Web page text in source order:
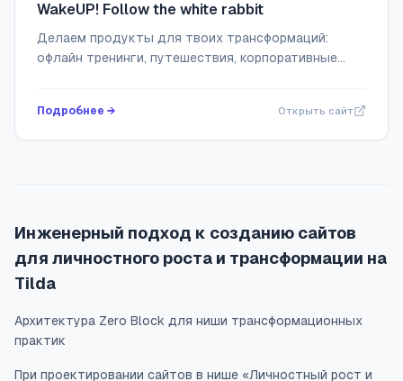
WakeUP! Follow the white rabbit
Делаем продукты для твоих трансформаций:
офлайн тренинги, путешествия, корпоративные
Подробнее → Открыть сайт
Инженерный подход к созданию сайтов
для личностного роста и трансформации на
Tilda
Архитектура Zero Block для ниши трансформационных
практик
При проектировании сайтов в нише «Личностный рост и